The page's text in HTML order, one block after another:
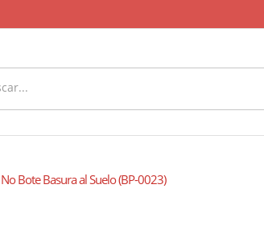
No Bote Basura al Suelo (BP-0023)